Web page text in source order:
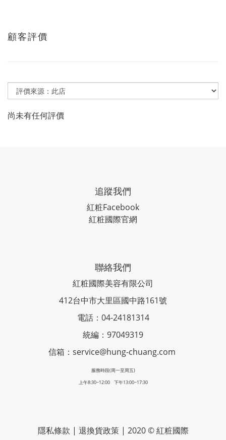
顧客評價
尚未有任何評價
追蹤我們
紅粧Facebook
紅粧國際官網
聯絡我們
紅粧國際美容有限公司
412台中市大里區國中路161號
電話：04-24181314
統編：97049319
信箱：service@hung-chuang.com
服務時段(周一至周五)
上午8:30~12:00 下午13:00~17:30
隱私條款 | 退換貨政策| 2020 © 紅粧國際